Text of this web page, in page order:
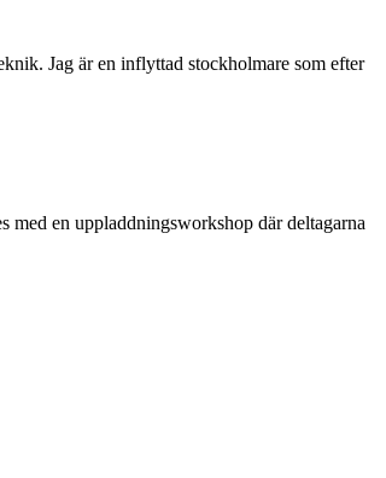
Jag är en inflyttad stockholmare som efter
med en uppladdningsworkshop där deltagarna